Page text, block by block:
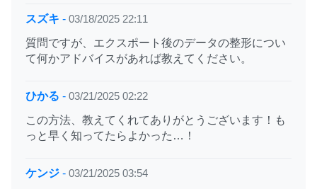
スズキ - 03/18/2025 22:11
質問ですが、エクスポート後のデータの整形につい
て何かアドバイスがあれば教えてください。
ひかる - 03/21/2025 02:22
この方法、教えてくれてありがとうございます！も
っと早く知ってたらよかった…！
ケンジ - 03/21/2025 03:54